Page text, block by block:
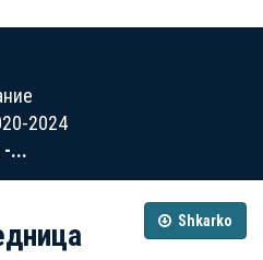
2024
-...
Shkarko